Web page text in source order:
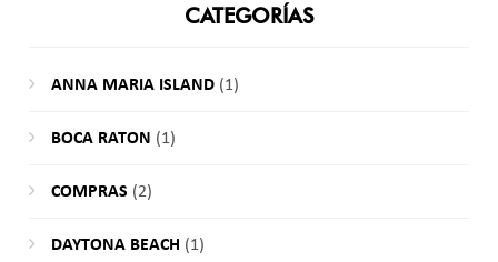
CATEGORÍAS
ANNA MARIA ISLAND(1)
BOCA RATON (1)
COMPRAS (2)
DAYTONA BEACH (1)